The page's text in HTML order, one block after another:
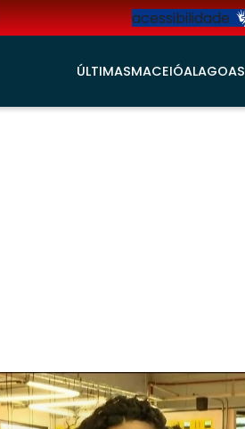
acessibilidade
ÚLTIMASMACEIÓALAGOAS